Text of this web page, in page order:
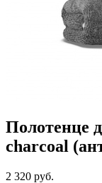
Полотенце
charcoal
2 320 руб.